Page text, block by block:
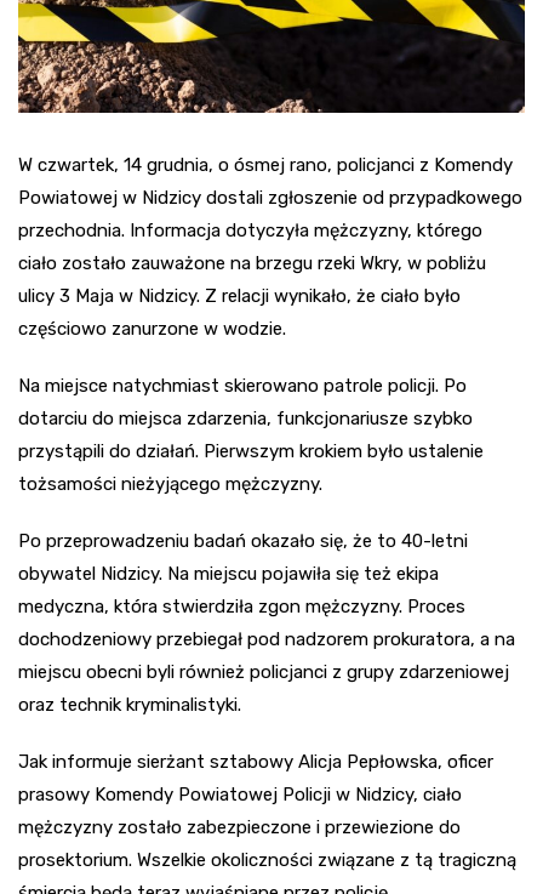
W czwartek, 14 grudnia, o ósmej rano, policjanci z Komendy
Powiatowej w Nidzicy dostali zgłoszenie od przypadkowego
przechodnia. Informacja dotyczyła mężczyzny, którego
ciało zostało zauważone na brzegu rzeki Wkry, w pobliżu
ulicy 3 Maja w Nidzicy. Z relacji wynikało, że ciało było
częściowo zanurzone w wodzie.
Na miejsce natychmiast skierowano patrole policji. Po
dotarciu do miejsca zdarzenia, funkcjonariusze szybko
przystąpili do działań. Pierwszym krokiem było ustalenie
tożsamości nieżyjącego mężczyzny.
Po przeprowadzeniu badań okazało się, że to 40-letni
obywatel Nidzicy. Na miejscu pojawiła się też ekipa
medyczna, która stwierdziła zgon mężczyzny. Proces
dochodzeniowy przebiegał pod nadzorem prokuratora, a na
miejscu obecni byli również policjanci z grupy zdarzeniowej
oraz technik kryminalistyki.
Jak informuje sierżant sztabowy Alicja Pepłowska, oficer
prasowy Komendy Powiatowej Policji w Nidzicy, ciało
mężczyzny zostało zabezpieczone i przewiezione do
prosektorium. Wszelkie okoliczności związane z tą tragiczną